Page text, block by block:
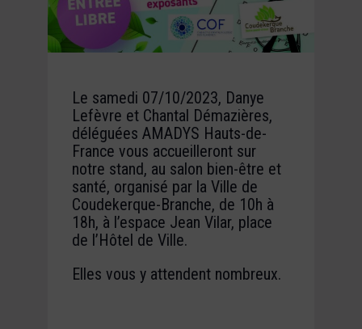
Le samedi 07/10/2023, Danye
Lefèvre et Chantal Démazières,
déléguées AMADYS Hauts-de-
France vous accueilleront sur
notre stand, au salon bien-être et
santé, organisé par la Ville de
Coudekerque-Branche, de 10h à
18h, à l’espace Jean Vilar, place
de l’Hôtel de Ville.
Elles vous y attendent nombreux.